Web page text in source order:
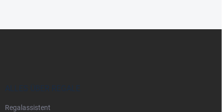
ALLES ÜBER REGALE
Regalassistent